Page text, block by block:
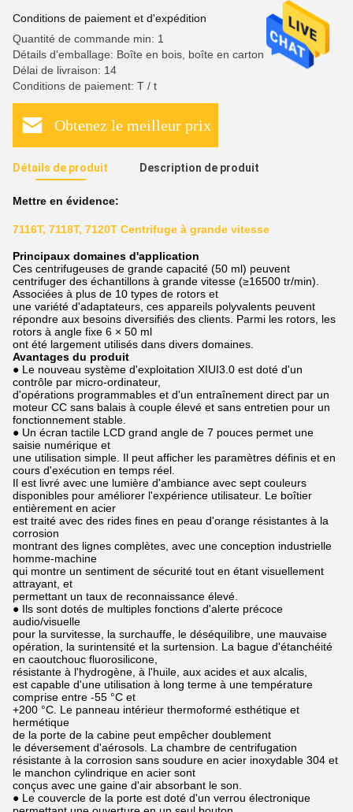
Conditions de paiement et d'expédition
Quantité de commande min: 1
Détails d'emballage: Boîte en bois, boîte en carton
Délai de livraison: 14
Conditions de paiement: T / t
Obtenez le meilleur prix
Détails de produit Description de produit
Mettre en évidence:
7116T, 7118T, 7120T Centrifuge à grande vitesse
Principaux domaines d'application
Ces centrifugeuses de grande capacité (50 ml) peuvent
centrifuger des échantillons à grande vitesse (≥16500 tr/min).
Associées à plus de 10 types de rotors et
une variété d'adaptateurs, ces appareils polyvalents peuvent
répondre aux besoins diversifiés des clients. Parmi les rotors, les
rotors à angle fixe 6 × 50 ml
ont été largement utilisés dans divers domaines.
Avantages du produit
● Le nouveau système d'exploitation XIUI3.0 est doté d'un
contrôle par micro-ordinateur,
d'opérations programmables et d'un entraînement direct par un
moteur CC sans balais à couple élevé et sans entretien pour un
fonctionnement stable.
● Un écran tactile LCD grand angle de 7 pouces permet une
saisie numérique et
une utilisation simple. Il peut afficher les paramètres définis et en
cours d'exécution en temps réel.
Il est livré avec une lumière d'ambiance avec sept couleurs
disponibles pour améliorer l'expérience utilisateur. Le boîtier
entièrement en acier
est traité avec des rides fines en peau d'orange résistantes à la
corrosion
montrant des lignes complètes, avec une conception industrielle
homme-machine
qui montre un sentiment de sécurité tout en étant visuellement
attrayant, et
permettant un taux de reconnaissance élevé.
● Ils sont dotés de multiples fonctions d'alerte précoce
audio/visuelle
pour la survitesse, la surchauffe, le déséquilibre, une mauvaise
opération, la surintensité et la surtension. La bague d'étanchéité
en caoutchouc fluorosilicone,
résistante à l'hydrogène, à l'huile, aux acides et aux alcalis,
est capable d'une utilisation à long terme à une température
comprise entre -55 °C et
+200 °C. Le panneau intérieur thermoformé esthétique et
hermétique
de la porte de la cabine peut empêcher doublement
le déversement d'aérosols. La chambre de centrifugation
résistante à la corrosion sans soudure en acier inoxydable 304 et
le manchon cylindrique en acier sont
conçus avec une gaine d'air absorbant le son.
● Le couvercle de la porte est doté d'un verrou électronique